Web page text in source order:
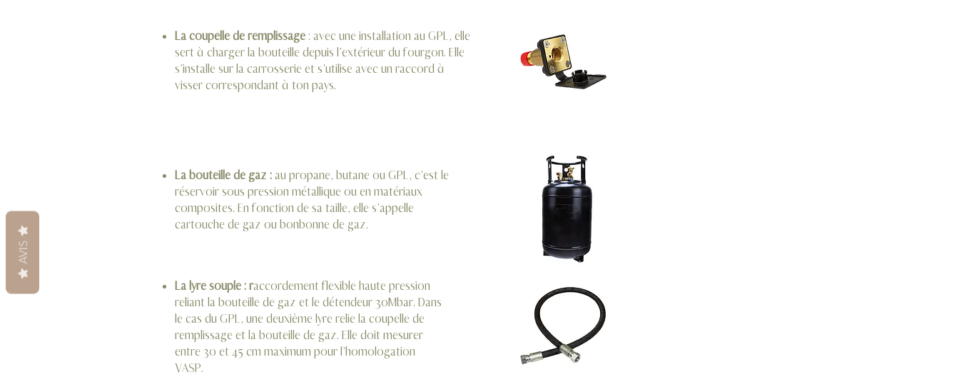
La coupelle de remplissage : avec une installation au GPL, elle
sert à charger la bouteille depuis l’extérieur du fourgon. Elle
s’installe sur la carrosserie et s’utilise avec un raccord à
visser correspondant à ton pays.
La bouteille de gaz :au propane, butane ou GPL, c’est le
réservoir sous pression métallique ou en matériaux
composites. En fonction de sa taille, elle s’appelle
cartouche de gaz ou bonbonne de gaz.
La lyre souple : raccordement flexible haute pression
reliant la bouteille de gaz et le détendeur 30Mbar. Dans
le cas du GPL, une deuxième lyre relie la coupelle de
remplissage et la bouteille de gaz. Elle doit mesurer
entre 30 et 45 cm maximum pour l’homologation
VASP.
AVIS